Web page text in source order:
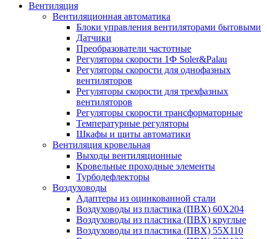
Вентиляция
Вентиляционная автоматика
Блоки управления вентиляторами бытовыми
Датчики
Преобразователи частотные
Регуляторы скорости 1Ф Soler&Palau
Регуляторы скорости для однофазных
вентиляторов
Регуляторы скорости для трехфазных
вентиляторов
Регуляторы скорости трансформаторные
Температурные регуляторы
Шкафы и щиты автоматики
Вентиляция кровельная
Выходы вентиляционные
Кровельные проходные элементы
Турбодефлекторы
Воздуховоды
Адаптеры из оцинкованной стали
Воздуховоды из пластика (ПВХ) 60Х204
Воздуховоды из пластика (ПВХ) круглые
Воздуховоды из пластика (ПВХ) 55Х110